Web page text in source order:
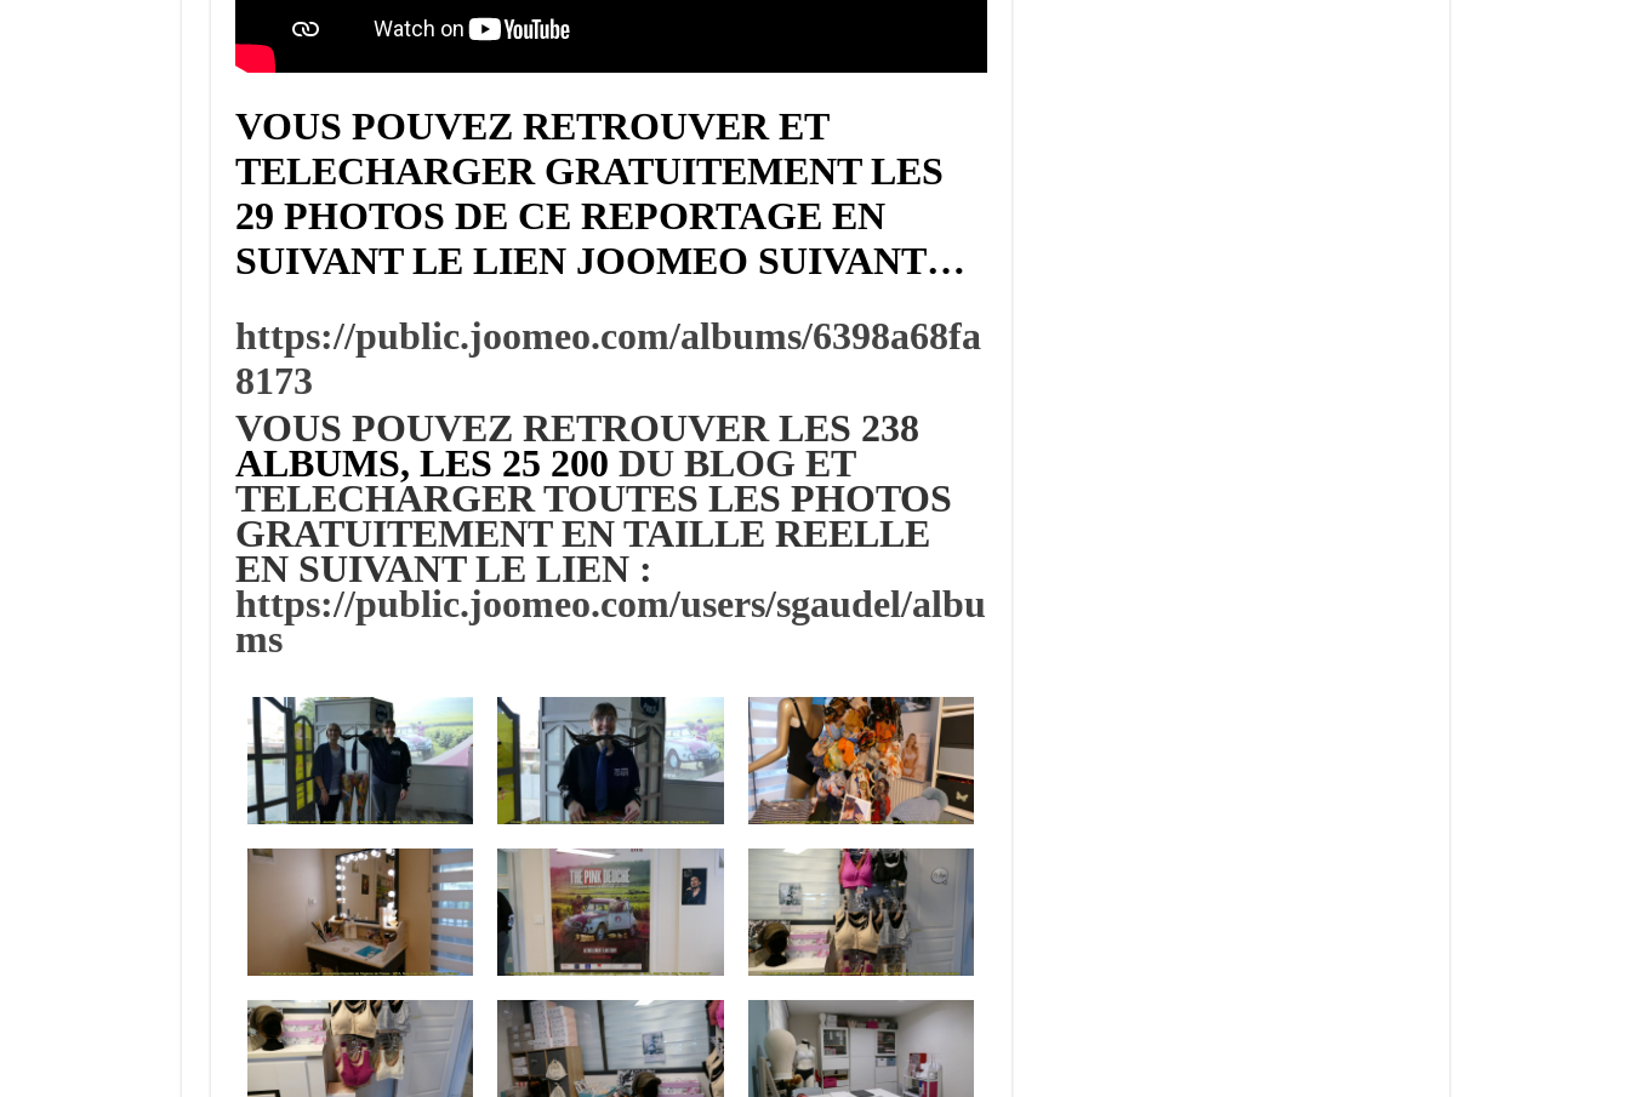
VOUS POUVEZ RETROUVER ET
TELECHARGER GRATUITEMENT LES
29 PHOTOS DE CE REPORTAGE EN
SUIVANT LE LIEN JOOMEO SUIVANT…
https://public.joomeo.com/albums/6398a68fa
8173
VOUS POUVEZ RETROUVER LES 238
ALBUMS, LES 25 200 DU BLOG ET
TELECHARGER TOUTES LES PHOTOS
GRATUITEMENT EN TAILLE REELLE
EN SUIVANT LE LIEN :
https://public.joomeo.com/users/sgaudel/albu
ms